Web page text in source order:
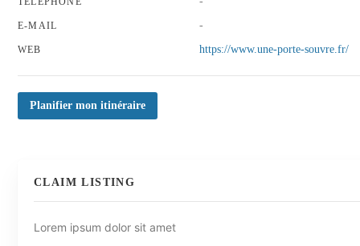
E-MAIL -
WEB https://www.une-porte-souvre.fr/
Planifier mon itinéraire
CLAIM LISTING
Lorem ipsum dolor sit amet